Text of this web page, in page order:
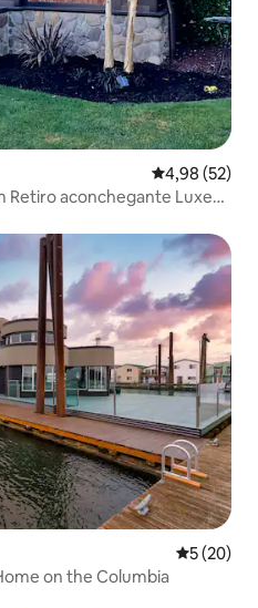
4,98 de uma
4,98 (52)
Retiro aconchegante Luxe
5 de uma
5 (20)
on the Columbia